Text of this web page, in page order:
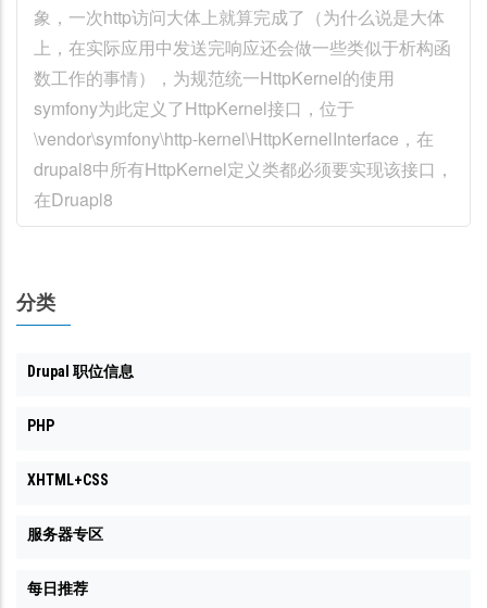
象，一次http访问大体上就算完成了（为什么说是大体
上，在实际应用中发送完响应还会做一些类似于析构函
数工作的事情），为规范统一HttpKernel的使用
symfony为此定义了HttpKernel接口，位于
\vendor\symfony\http-kernel\HttpKernelInterface，在
drupal8中所有HttpKernel定义类都必须要实现该接口，
在Druapl8
分类
Drupal 职位信息
PHP
XHTML+CSS
服务器专区
每日推荐